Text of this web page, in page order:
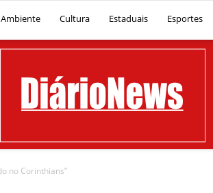
Cultura Estaduais Esportes
no Corinthians”